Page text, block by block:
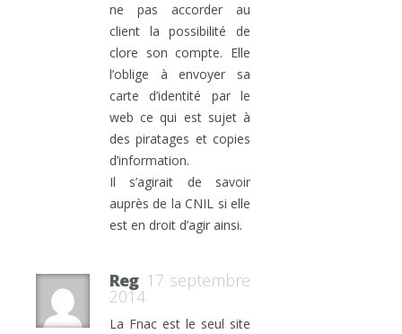
ne pas accorder au
client la possibilité de
clore son compte. Elle
l’oblige à envoyer sa
carte d’identité par le
web ce qui est sujet à
des piratages et copies
d’information.
Il s’agirait de savoir
auprès de la CNIL si elle
est en droit d’agir ainsi.
Reg 17 septembre
2014
La Fnac est le seul site